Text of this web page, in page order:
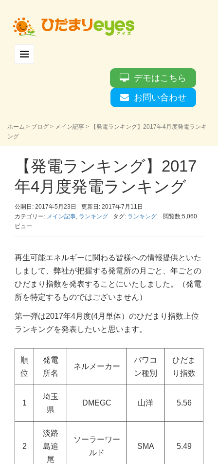
デモはこちら
お問い合わせ
ホーム > ブログ > メイン記事 >
【発電ランキング】2017年4月度発電ランキ
ング
【発電ランキング】2017
年4月度発電ランキング
公開日: 2017年5月23日
更新日: 2017年7月11日
カテゴリー: メイン記事, ランキング タグ: ランキング
閲覧数:5,060
ビュー
再生可能エネルギーに関わる皆様への情報提供といた
しまして、弊社が把握する発電所の月ごと、年ごとの
ひだまり指数を発表することにいたしました。（発電
所を特定するものではございません）
第一弾は2017年4月度(4月単体）のひだまり指数上位
ランキングを発表したいと思います。
順
位
発電
所名
ネルメーカー
パワコ
ン種別
ひだま
り指数
1
埼玉
県
DMEGC 山洋 5.56
2
淡路
島追
尾
ソーラーワー
ルド
SMA 5.49